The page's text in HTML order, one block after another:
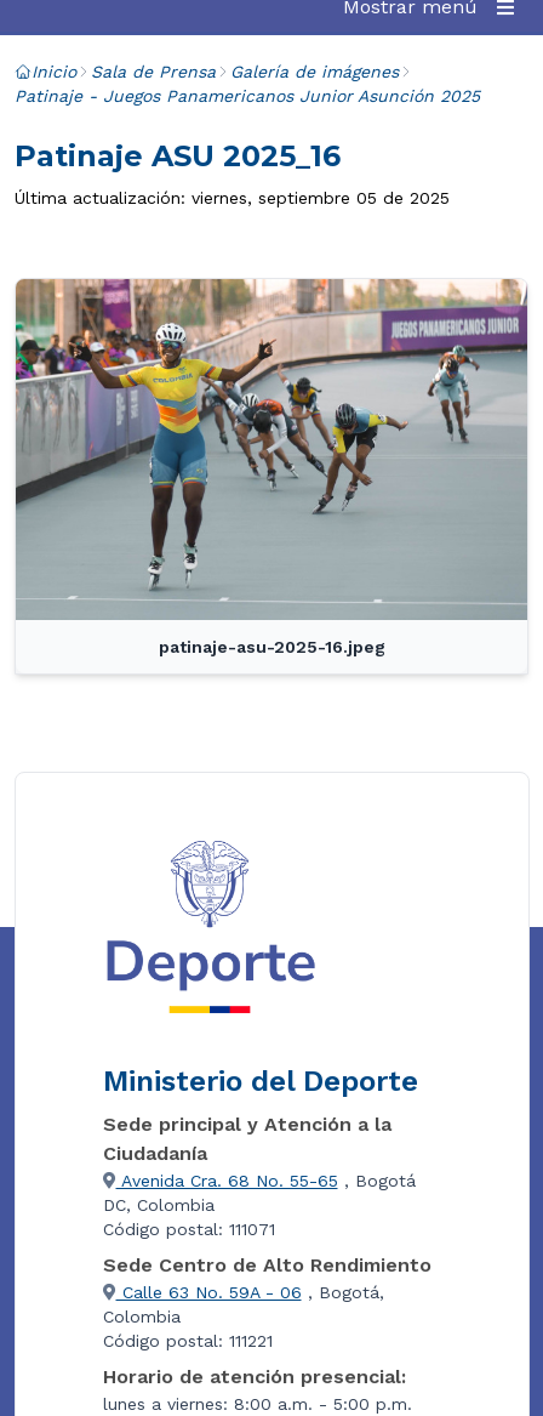
Mostrar menú
Inicio Sala de Prensa
Galería de imágenes
Patinaje - Juegos Panamericanos Junior Asunción 2025
Patinaje ASU 2025_16
Última actualización: viernes, septiembre 05 de 2025
patinaje-asu-2025-16.jpeg
Ministerio del Deporte
Sede principal y Atención a la
Ciudadanía
Avenida Cra. 68 No. 55-65 , Bogotá
DC, Colombia
Código postal: 111071
Sede Centro de Alto Rendimiento
Calle 63 No. 59A - 06 , Bogotá,
Colombia
Código postal: 111221
Horario de atención presencial:
lunes a viernes: 8:00 a.m. - 5:00 p.m.